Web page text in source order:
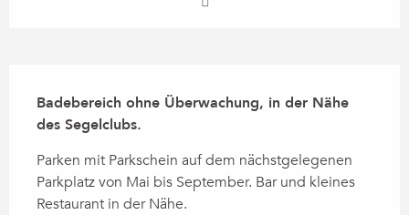
Badebereich ohne Überwachung, in der Nähe
des Segelclubs.
Parken mit Parkschein auf dem nächstgelegenen
Parkplatz von Mai bis September. Bar und kleines
Restaurant in der Nähe.